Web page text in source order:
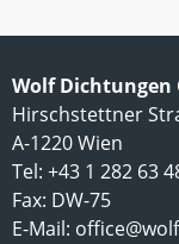
Wolf Dichtungen
Hirschstettner
A-1220 Wien
Tel: +43 1 282 63
Fax: DW-75
E-Mail: